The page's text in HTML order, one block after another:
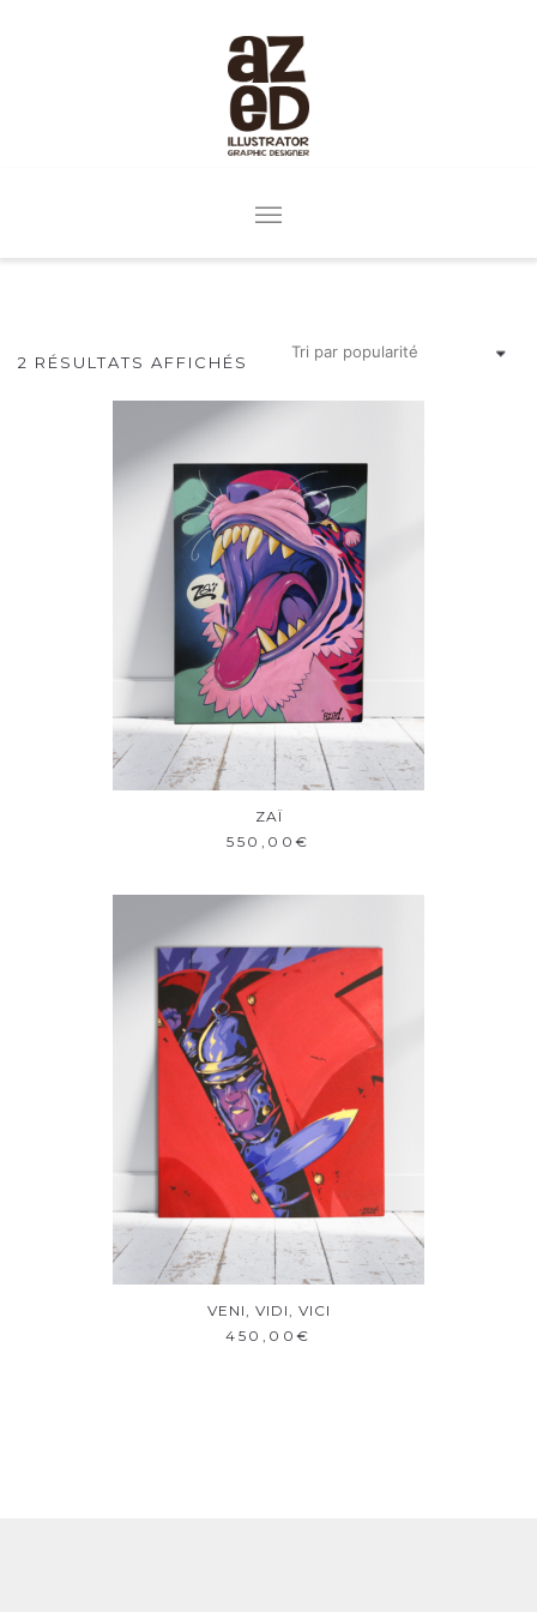
2 RÉSULTATS AFFICHÉS
ZAÏ
550,00€
AJOUTER AU PANIER
VENI, VIDI, VICI
450,00€
AJOUTER AU PANIER